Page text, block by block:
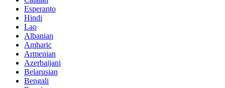
Esperanto
Hindi
Lao
Albanian
Amharic
Armenian
Azerbaijani
Belarusian
Bengali